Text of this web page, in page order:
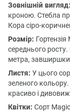
Зовнішній вигляд:
кроною. Стебла
Кора сіро-
Розмір:
середнього
метра,
Листя: У цього
зеленого
красиво і
Квітки: Сорт